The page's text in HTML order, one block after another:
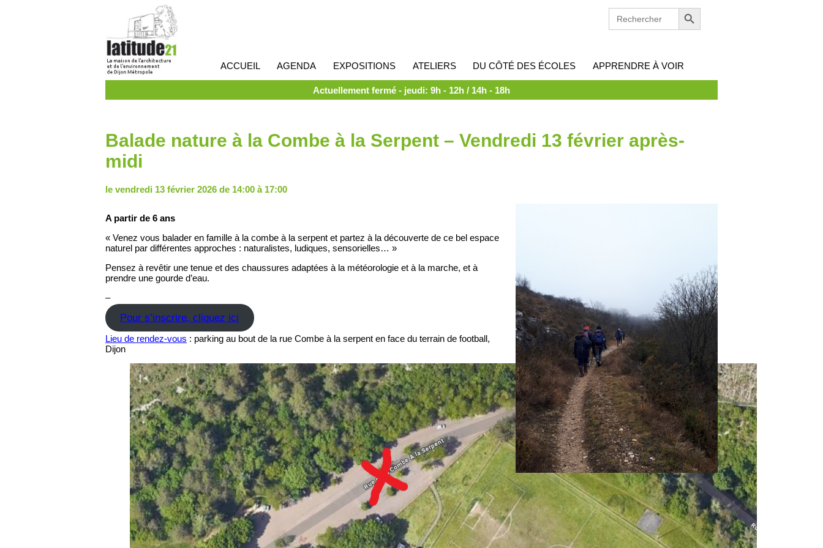
ACCUEIL AGENDA EXPOSITIONS ATELIERS DU CÔTÉ DES ÉCOLES APPRENDRE À VOIR
SEARCH
FOR:
Search Button
Actuellement fermé - jeudi: 9h - 12h / 14h - 18h
Balade nature à la Combe à la Serpent – Vendredi 13 février après-
midi
le vendredi 13 février 2026 de 14:00 à 17:00
A partir de 6 ans
« Venez vous balader en famille à la combe à la serpent et partez à la découverte de ce bel espace
naturel par différentes approches : naturalistes, ludiques, sensorielles… »
Pensez à revêtir une tenue et des chaussures adaptées à la météorologie et à la marche, et à
prendre une gourde d’eau.
–
Pour s’inscrire, cliquez ici
Lieu de rendez-vous : parking au bout de la rue Combe à la serpent en face du terrain de football,
Dijon